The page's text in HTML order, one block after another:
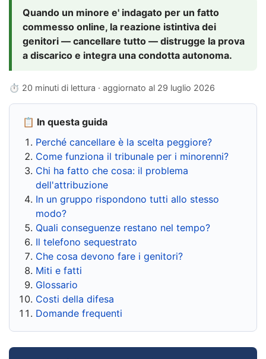
Quando un minore e' indagato per un fatto
commesso online, la reazione istintiva dei
genitori — cancellare tutto — distrugge la prova
a discarico e integra una condotta autonoma.
⏱ 20 minuti di lettura · aggiornato al 29 luglio 2026
📋 In questa guida
Perché cancellare è la scelta peggiore?
Come funziona il tribunale per i minorenni?
Chi ha fatto che cosa: il problema
dell'attribuzione
In un gruppo rispondono tutti allo stesso
modo?
Quali conseguenze restano nel tempo?
Il telefono sequestrato
Che cosa devono fare i genitori?
Miti e fatti
Glossario
Costi della difesa
Domande frequenti